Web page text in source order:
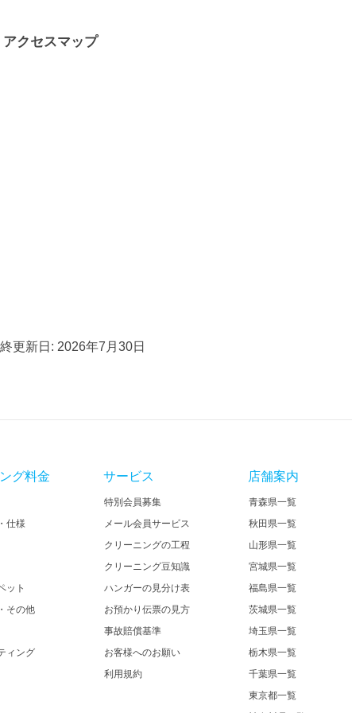
アクセスマップ
更新日: 2026年7月30日
グ料金
仕様
ット
その他
ィング
サービス
特別会員募集
メール会員サービス
クリーニングの工程
クリーニング豆知識
ハンガーの見分け表
お預かり伝票の見方
事故賠償基準
お客様へのお願い
利用規約
店舗案内
青森県一覧
秋田県一覧
山形県一覧
宮城県一覧
福島県一覧
茨城県一覧
埼玉県一覧
栃木県一覧
千葉県一覧
東京都一覧